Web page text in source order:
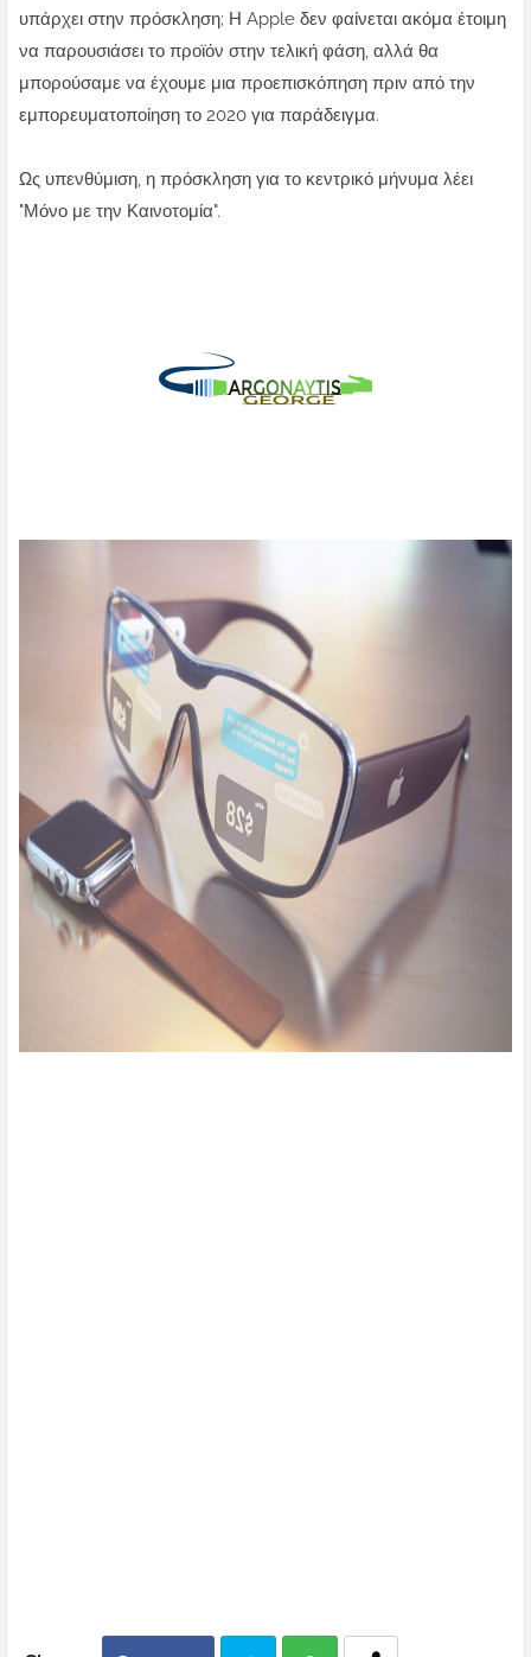
υπάρχει στην πρόσκληση; Η Apple δεν φαίνεται ακόμα έτοιμη
να παρουσιάσει το προϊόν στην τελική φάση, αλλά θα
μπορούσαμε να έχουμε μια προεπισκόπηση πριν από την
εμπορευματοποίηση το 2020 για παράδειγμα.
Ως υπενθύμιση, η πρόσκληση για το κεντρικό μήνυμα λέει
"Μόνο με την Καινοτομία".